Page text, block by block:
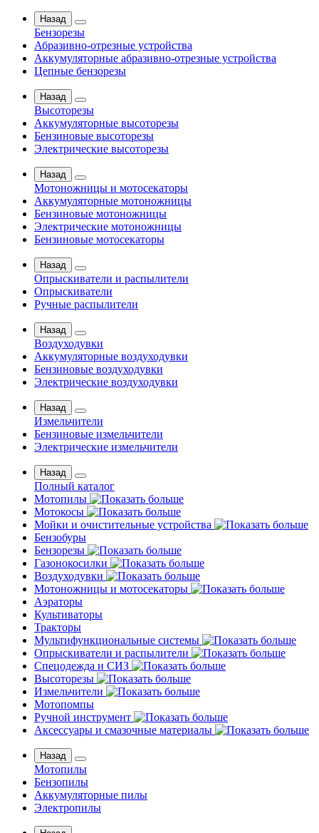
Назад
Бензорезы
Абразивно-отрезные устройства
Аккумуляторные абразивно-отрезные устройства
Цепные бензорезы
Назад
Высоторезы
Аккумуляторные высоторезы
Бензиновые высоторезы
Электрические высоторезы
Назад
Мотоножницы и мотосекаторы
Аккумуляторные мотоножницы
Бензиновые мотоножницы
Электрические мотоножницы
Бензиновые мотосекаторы
Назад
Опрыскиватели и распылители
Опрыскиватели
Ручные распылители
Назад
Воздуходувки
Аккумуляторные воздуходувки
Бензиновые воздуходувки
Электрические воздуходувки
Назад
Измельчители
Бензиновые измельчители
Электрические измельчители
Назад
Полный каталог
Мотопилы
Мотокосы
Мойки и очистительные устройства
Бензобуры
Бензорезы
Газонокосилки
Воздуходувки
Мотоножницы и мотосекаторы
Аэраторы
Культиваторы
Тракторы
Мультифункциональные системы
Опрыскиватели и распылители
Спецодежда и СИЗ
Высоторезы
Измельчители
Мотопомпы
Ручной инструмент
Аксессуары и смазочные материалы
Назад
Мотопилы
Бензопилы
Аккумуляторные пилы
Электропилы